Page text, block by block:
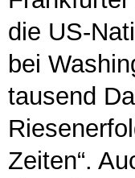
die US-
bei
tausend
Zeiten“.